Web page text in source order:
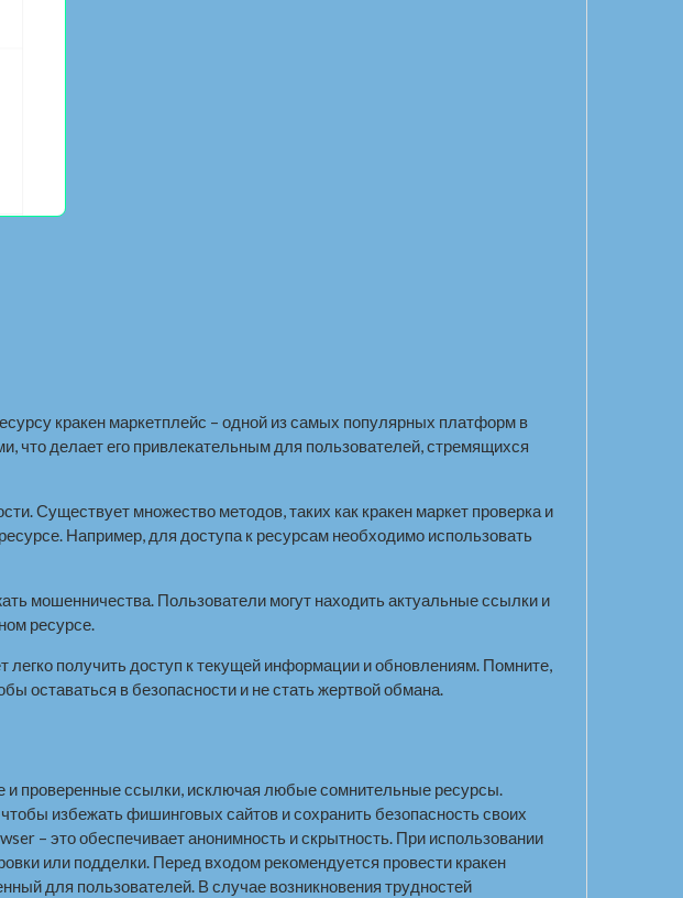
кракен маркетплейс – одной из самых популярных платформ в
что делает его привлекательным для пользователей, стремящихся
Существует множество методов, таких как кракен маркет проверка и
Например, для доступа к ресурсам необходимо использовать
мошенничества. Пользователи могут находить актуальные ссылки и
ресурсе.
получить доступ к текущей информации и обновлениям. Помните,
оставаться в безопасности и не стать жертвой обмана.
проверенные ссылки, исключая любые сомнительные ресурсы.
избежать фишинговых сайтов и сохранить безопасность своих
– это обеспечивает анонимность и скрытность. При использовании
или подделки. Перед входом рекомендуется провести кракен
для пользователей. В случае возникновения трудностей